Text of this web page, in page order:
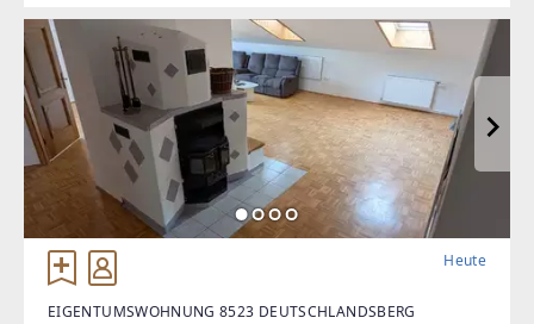
em beiliegenden Flächenplan entnommen werd
en. Die Wohnung ist renovierungsbedürftig. Der
Wohnung ist grundbücherlich ein eigener Inne
nhof zugeordnet.EckdatenRaumhöhe:
Heute
EIGENTUMSWOHNUNG 8523 DEUTSCHLANDSBERG